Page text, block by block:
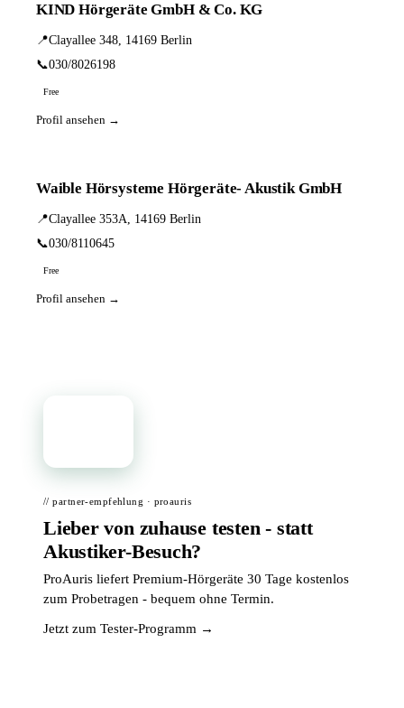
KIND Hörgeräte GmbH & Co. KG
📍Clayallee 348, 14169 Berlin
📞030/8026198
Free
Profil ansehen →
Waible Hörsysteme Hörgeräte- Akustik GmbH
📍Clayallee 353A, 14169 Berlin
📞030/8110645
Free
Profil ansehen →
// partner-empfehlung · proauris
Lieber von zuhause testen - statt
Akustiker-Besuch?
ProAuris liefert Premium-Hörgeräte 30 Tage kostenlos
zum Probetragen - bequem ohne Termin.
Jetzt zum Tester-Programm →